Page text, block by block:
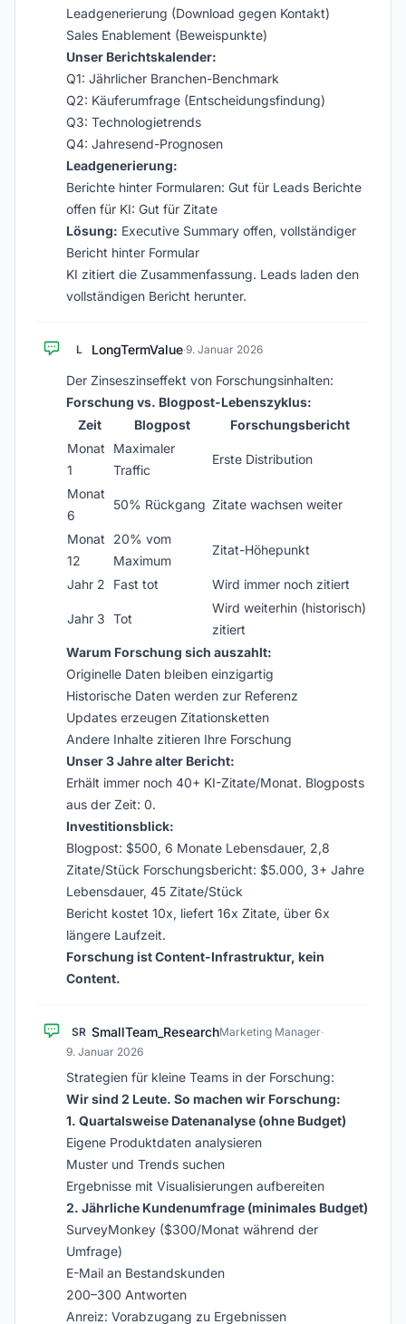
Leadgenerierung (Download gegen Kontakt)
Sales Enablement (Beweispunkte)
Unser Berichtskalender:
Q1: Jährlicher Branchen-Benchmark
Q2: Käuferumfrage (Entscheidungsfindung)
Q3: Technologietrends
Q4: Jahresend-Prognosen
Leadgenerierung:
Berichte hinter Formularen: Gut für Leads Berichte
offen für KI: Gut für Zitate
Lösung: Executive Summary offen, vollständiger
Bericht hinter Formular
KI zitiert die Zusammenfassung. Leads laden den
vollständigen Bericht herunter.
L LongTermValue·9. Januar 2026
Der Zinseszinseffekt von Forschungsinhalten:
Forschung vs. Blogpost-Lebenszyklus:
Zeit
Blogpost
Forschungsbericht
Monat
1
Maximaler
Traffic
Erste Distribution
Monat
6
50% Rückgang Zitate wachsen weiter
Monat
12
20% vom
Maximum
Zitat-Höhepunkt
Jahr 2 Fast tot Wird immer noch zitiert
Jahr 3 Tot
Wird weiterhin (historisch)
zitiert
Warum Forschung sich auszahlt:
Originelle Daten bleiben einzigartig
Historische Daten werden zur Referenz
Updates erzeugen Zitationsketten
Andere Inhalte zitieren Ihre Forschung
Unser 3 Jahre alter Bericht:
Erhält immer noch 40+ KI-Zitate/Monat. Blogposts
aus der Zeit: 0.
Investitionsblick:
Blogpost: $500, 6 Monate Lebensdauer, 2,8
Zitate/Stück Forschungsbericht: $5.000, 3+ Jahre
Lebensdauer, 45 Zitate/Stück
Bericht kostet 10x, liefert 16x Zitate, über 6x
längere Laufzeit.
Forschung ist Content-Infrastruktur, kein
Content.
SR SmallTeam_ResearchMarketing Manager·
9. Januar 2026
Strategien für kleine Teams in der Forschung:
Wir sind 2 Leute. So machen wir Forschung:
1. Quartalsweise Datenanalyse (ohne Budget)
Eigene Produktdaten analysieren
Muster und Trends suchen
Ergebnisse mit Visualisierungen aufbereiten
2. Jährliche Kundenumfrage (minimales Budget)
SurveyMonkey ($300/Monat während der
Umfrage)
E-Mail an Bestandskunden
200–300 Antworten
Anreiz: Vorabzugang zu Ergebnissen